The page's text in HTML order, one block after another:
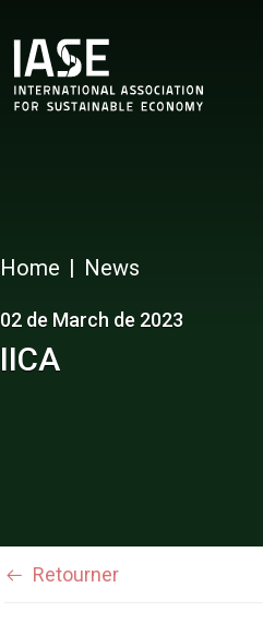
Home News
02 de March de 2023
IICA
Retourner